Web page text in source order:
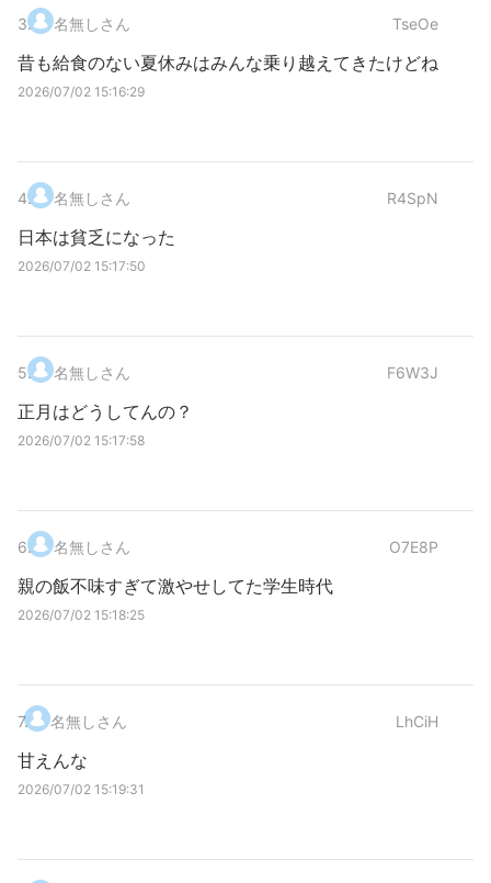
3. 名無しさん TseOe
昔も給食のない夏休みはみんな乗り越えてきたけどね
2026/07/02 15:16:29
4. 名無しさん R4SpN
日本は貧乏になった
2026/07/02 15:17:50
5. 名無しさん F6W3J
正月はどうしてんの？
2026/07/02 15:17:58
6. 名無しさん O7E8P
親の飯不味すぎて激やせしてた学生時代
2026/07/02 15:18:25
7. 名無しさん LhCiH
甘えんな
2026/07/02 15:19:31